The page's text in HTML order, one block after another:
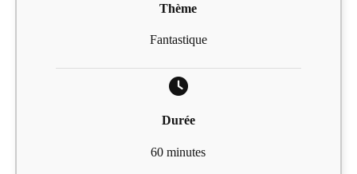
Thème
Fantastique
Durée
60 minutes